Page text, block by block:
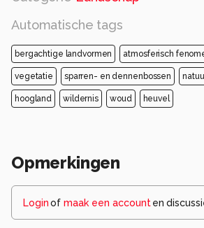
Automatische tags
bergachtige landvormen atmosferisch
vegetatie sparren- en dennenbossen
hoogland wildernis woud heuvel
Opmerkingen
Loginof maak een account en